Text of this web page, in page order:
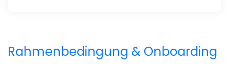
Rahmenbedingung & Onboarding